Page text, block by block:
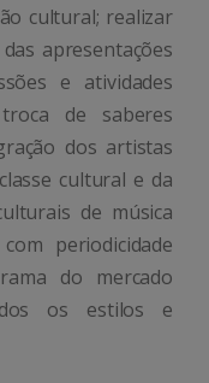
cultural; realizar
apresentações
e atividades
de saberes
dos artistas
cultural e da
de música
periodicidade
do mercado
os estilos e